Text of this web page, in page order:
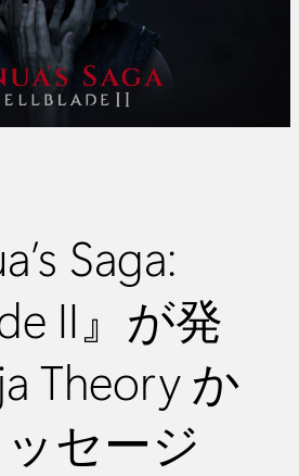
Saga:
II』が発
Theory か
セージ